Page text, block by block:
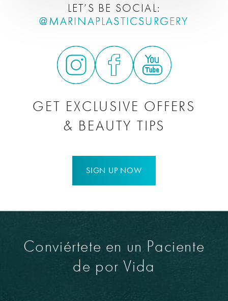
LET’S BE SOCIAL:
@MARINAPLASTICSURGERY
GET EXCLUSIVE OFFERS
& BEAUTY TIPS
SIGN UP NOW
Conviértete en un Paciente
de por Vida